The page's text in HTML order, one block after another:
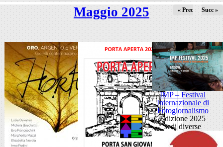
Maggio 2025 « Prec Succ »
IMP – Festival
Internazionale di
Fotogiornalismo
Edizione 2025
sedi diverse